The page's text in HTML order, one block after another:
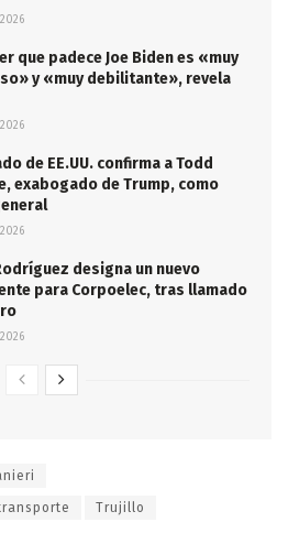
que padece Joe Biden es «muy
y «muy debilitante», revela
de EE.UU. confirma a Todd
exabogado de Trump, como
designa un nuevo
para Corpoelec, tras llamado
Trujillo